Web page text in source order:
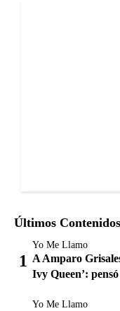
Últimos Contenidos
Yo Me Llamo
A Amparo
Ivy Queen’:
Yo Me Llamo